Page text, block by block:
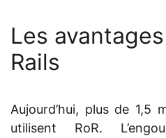
Les
Rails
Aujourd’hui, plus de 1,5
utilisent RoR.